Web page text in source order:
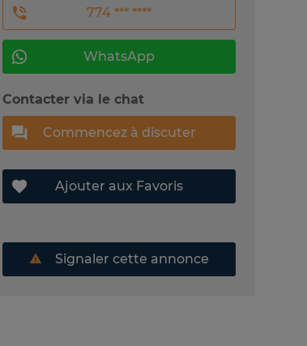
774 *** ****
WhatsApp
Contacter via le chat
Commencez à discuter
Ajouter aux Favoris
Signaler cette annonce